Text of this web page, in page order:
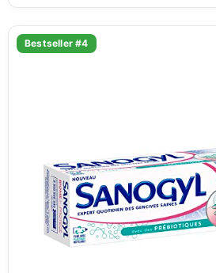
Bestseller #4